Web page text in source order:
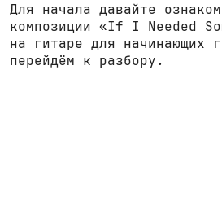
Для начала давайте
композиции «If I Needed
на гитаре для начинающих
перейдём к разбору.